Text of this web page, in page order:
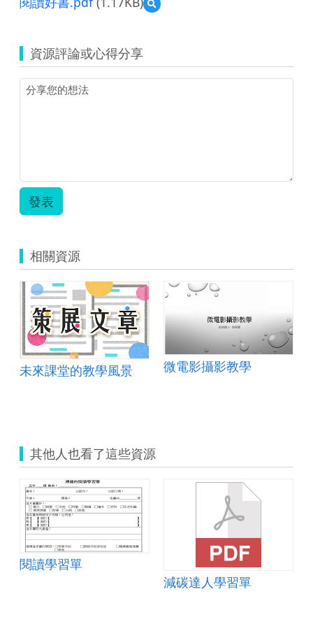
預
覽
書.pdf
資源評論或心得分享
發表
相關資源
未來課堂的教學風景 微電影攝影教學
其他人也看了這些資源
閱讀學習單
減碳達人學習單